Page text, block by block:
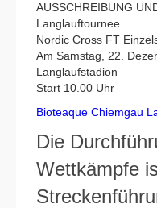
AUSSCHREIBUNG
Langlauftournee
Nordic Cross FT
Am Samstag, 22.
Langlaufstadion
Start 10.00 Uhr
Bioteaque Chiemgau
Die
Wettkämpfe